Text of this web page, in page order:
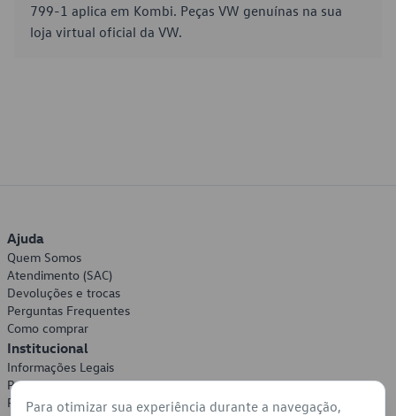
799-1 aplica em Kombi. Peças VW genuínas na sua
loja virtual oficial da VW.
Ajuda
Quem Somos
Atendimento (SAC)
Devoluções e trocas
Perguntas Frequentes
Como comprar
Institucional
Informações Legais
Política de Privacidade
Política de Cookies
Para otimizar sua experiência durante a navegação,